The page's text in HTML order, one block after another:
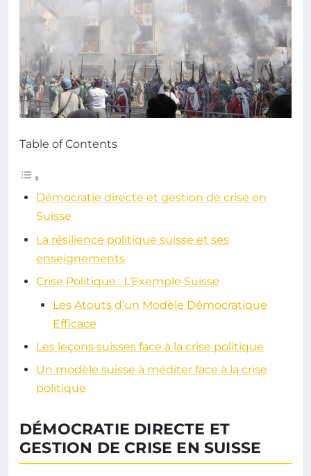
Table of Contents
Démocratie directe et gestion de crise en
Suisse
La résilience politique suisse et ses
enseignements
Crise Politique : L’Exemple Suisse
Les Atouts d’un Modèle Démocratique
Efficace
Les leçons suisses face à la crise politique
Un modèle suisse à méditer face à la crise
politique
DÉMOCRATIE DIRECTE ET
GESTION DE CRISE EN SUISSE